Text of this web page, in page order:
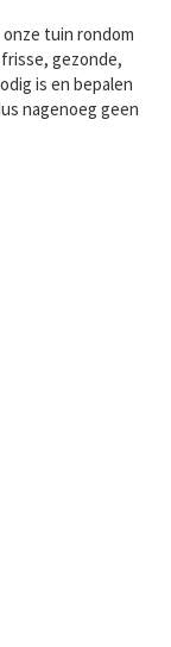
tuin rondom
gezonde,
is en bepalen
nagenoeg geen